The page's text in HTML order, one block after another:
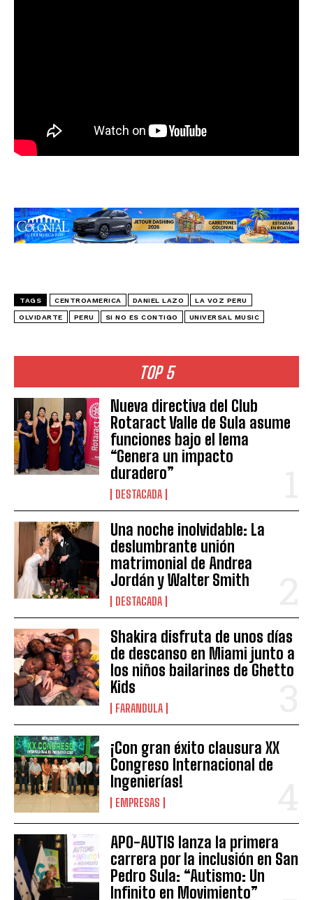
TOP 5
Nueva directiva del Club
Rotaract Valle de Sula asume
funciones bajo el lema
“Genera un impacto
duradero”
DESTACADA
Una noche inolvidable: La
deslumbrante unión
matrimonial de Andrea
Jordán y Walter Smith
DESTACADA
Shakira disfruta de unos días
de descanso en Miami junto a
los niños bailarines de Ghetto
Kids
FARANDULA
¡Con gran éxito clausura XX
Congreso Internacional de
Ingenierías!
EMPRESAS
APO-AUTIS lanza la primera
carrera por la inclusión en San
Pedro Sula: “Autismo: Un
Infinito en Movimiento”
TAGS CENTROAMERICA DANIEL LAZO LA VOZ PERU
OLVIDARTE PERU SI NO ES CONTIGO UNIVERSAL MUSIC